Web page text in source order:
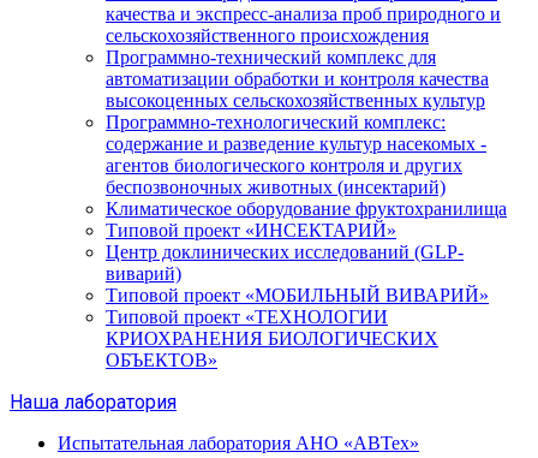
качества и экспресс-анализа проб природного и
сельскохозяйственного происхождения
Программно-технический комплекс для
автоматизации обработки и контроля качества
высокоценных сельскохозяйственных культур
Программно-технологический комплекс:
содержание и разведение культур насекомых -
агентов биологического контроля и других
беспозвоночных животных (инсектарий)
Климатическое оборудование фруктохранилища
Типовой проект «ИНСЕКТАРИЙ»
Центр доклинических исследований (GLP-
виварий)
Типовой проект «МОБИЛЬНЫЙ ВИВАРИЙ»
Типовой проект «ТЕХНОЛОГИИ
КРИОХРАНЕНИЯ БИОЛОГИЧЕСКИХ
ОБЪЕКТОВ»
Наша лаборатория
Испытательная лаборатория АНО «АВТех»